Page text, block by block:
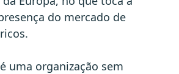
do mercado de
é uma organização sem